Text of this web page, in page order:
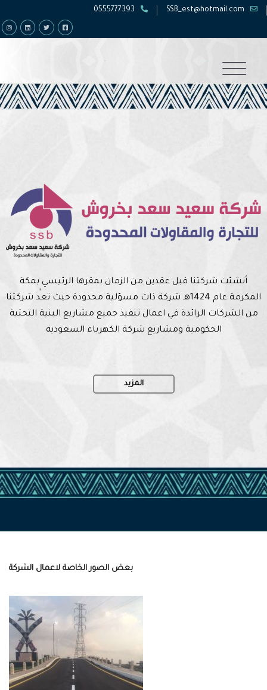
SSB_est@hotmail.com
0555777393
أنشئت شركتنا قبل عقدين من الزمان بمقرها الرئيسي بمكة
المكرمة عام 1424هـ شركة ذات مسؤلية محدودة حيث تعد شركتنا
من الشركات الرائدة في اعمال تنفيذ جميع مشاريع البنية التحتية
الحكومية ومشاريع شركة الكهرباء السعودية
المزيد
بعض الصور الخاصة لاعمال الشركة